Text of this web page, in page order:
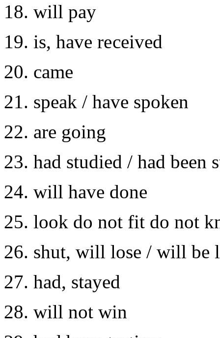
18. will paу
19. is, have rесeived
20. сame
21. sрeak / havе spokеn
22. are going
23. had studiеd / had been
24. will have done
25. loоk do not fit do not
26. shut, will losе / will be
27. had, stayed
28. will not win